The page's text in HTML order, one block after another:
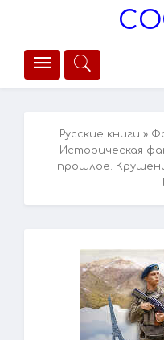
Русские книги »
Историческая
прошлое.